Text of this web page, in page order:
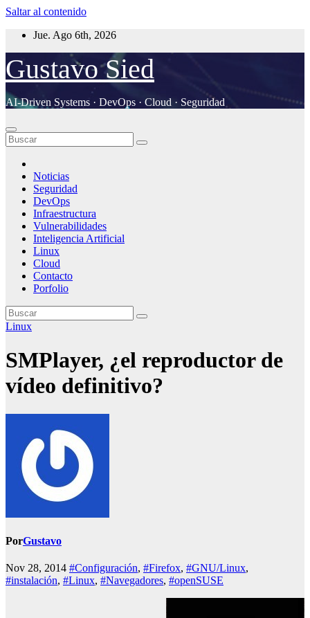
Saltar al contenido
Jue. Ago 6th, 2026
Gustavo Sied
AI-Driven Systems · DevOps · Cloud · Seguridad
Noticias
Seguridad
DevOps
Infraestructura
Vulnerabilidades
Inteligencia Artificial
Linux
Cloud
Contacto
Porfolio
Linux
SMPlayer, ¿el reproductor de
vídeo definitivo?
PorGustavo
Nov 28, 2014 #Configuración, #Firefox, #GNU/Linux,
#instalación, #Linux, #Navegadores, #openSUSE